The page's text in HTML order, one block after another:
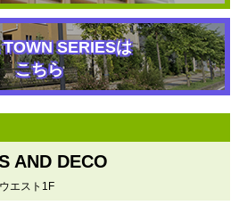
SERIESは
こちら
AND DECO
エスト1F